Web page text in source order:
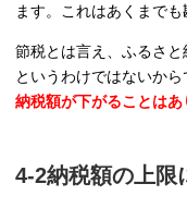
ます。これはあくまでも
節税とは言え、ふるさ
というわけではないから
納税額が下がることはあ
4‐2納税額の上限